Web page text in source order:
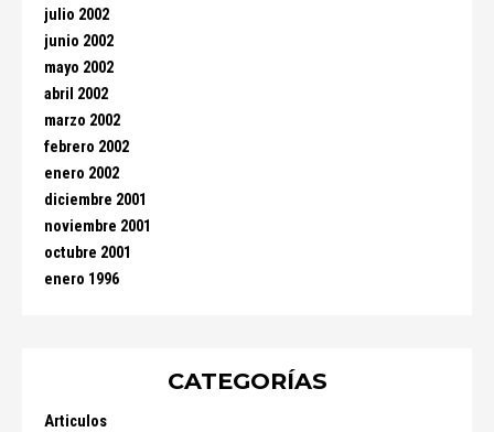
julio 2002
junio 2002
mayo 2002
abril 2002
marzo 2002
febrero 2002
enero 2002
diciembre 2001
noviembre 2001
octubre 2001
enero 1996
CATEGORÍAS
Articulos